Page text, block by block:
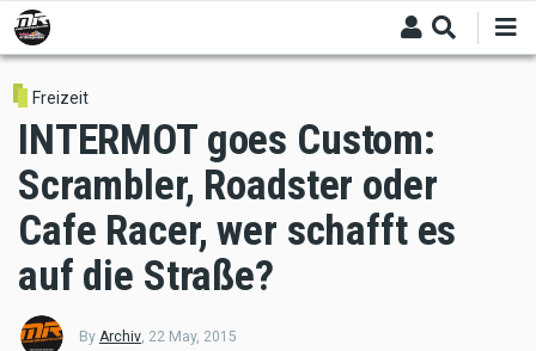
Skip
to
main
content
Freizeit
INTERMOT goes Custom:
Scrambler, Roadster oder
Cafe Racer, wer schafft es
auf die Straße?
By Archiv, 22 May, 2015